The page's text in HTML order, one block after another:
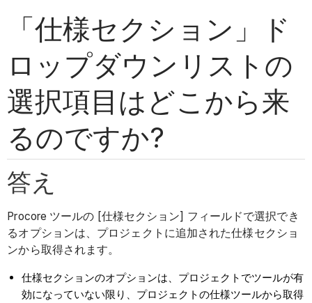
「仕様セクション」ド
ロップダウンリストの
選択項目はどこから来
るのですか?
答え
Procore ツールの [仕様セクション] フィールドで選択でき
るオプションは、プロジェクトに追加された仕様セクショ
ンから取得されます。
仕様セクションのオプションは、プロジェクトでツールが有
効になっていない限り、プロジェクトの仕様ツールから取得